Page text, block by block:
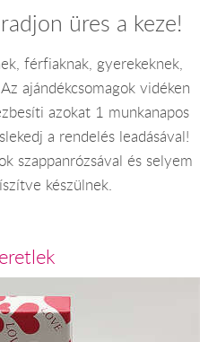
üres a keze!
férfiaknak, gyerekeknek,
ajándékcsomagok vidéken
azokat 1 munkanapos
a rendelés leadásával!
szappanrózsával és selyem
készülnek.